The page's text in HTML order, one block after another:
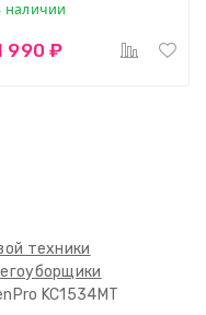
техники
KC1534MT
наличии
990 ₽